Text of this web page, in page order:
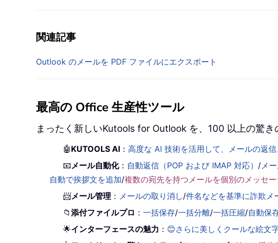
関連記事
Outlook のメールを PDF ファイルにエクスポート
最高の Office 生産性ツール
まったく新しいKutools for Outlook を、100 以上の驚き
🤖 KUTOOLS AI ：高度な AI 技術を活用して、メールの返
📧メール自動化： 自動返信（POP および IMAP 対応） /メ
自動で挨拶文を追加/複数の宛先を持つメールを個別のメッセ
📨メール管理 ： メールの取り消し/件名などを基準に詐欺メ
📁添付ファイルプロ ：一括保存/一括分離/一括圧縮/自動保
🌟インターフェースの魅力 ： 😊さらに美しくクールな絵文